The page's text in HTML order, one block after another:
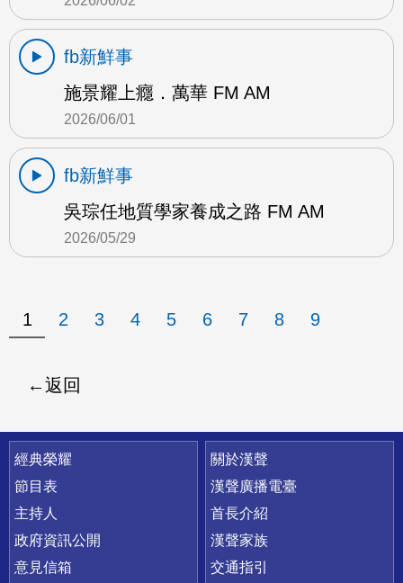
fb新鮮事
施景耀上癮．萬華 FM AM
2026/06/01
fb新鮮事
吳琮任地質學家養成之路 FM AM
2026/05/29
1 2 3 4 5 6 7 8 9
返回
快速連結
經典榮耀
節目表
主持人
政府資訊公開
意見信箱
關於漢聲
漢聲廣播電臺
首長介紹
漢聲家族
交通指引